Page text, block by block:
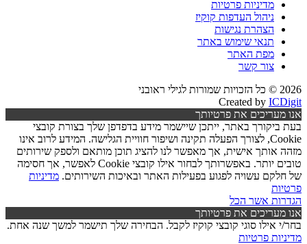
מדיניות פרטיות
ניהול העדפות קוקיז
הצהרת נגישות
תנאי שימוש באתר
מפת האתר
צור קשר
2026 © כל הזכויות שמורות לגילי ראובני
Created by ICDigit
אנו מעריכים את פרטיותך
בעת ביקורך באתר, ייתכן שיישמר מידע בדפדפן שלך בצורת קובצי
Cookie, לצורך הפעלה תקינה ושיפור חוויית הגלישה. המידע לרוב אינו
מזהה אותך אישית, אך מאפשר לנו להציג תוכן מותאם ולספק שירותים
טובים יותר. באפשרותך לבחור אילו קובצי Cookie לאפשר, אך חסימה
של חלקם עשויה לפגוע בפעילות האתר ובאיכות השירותים. מדיניות
פרטיות
הגדרות אשר הכל
אנו מעריכים את פרטיותך
בחר/י אילו סוגי קובצי קוקיז לקבל. הבחירה שלך תישמר למשך שנה אחת.
מדיניות פרטיות